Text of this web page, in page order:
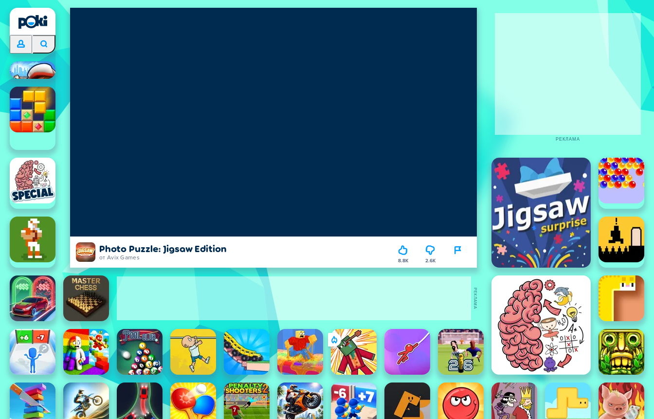
Photo Puzzle: Jigsaw Edition
от Avix Games 8.8K 2.6K
РЕКЛАМА
РЕКЛАМА